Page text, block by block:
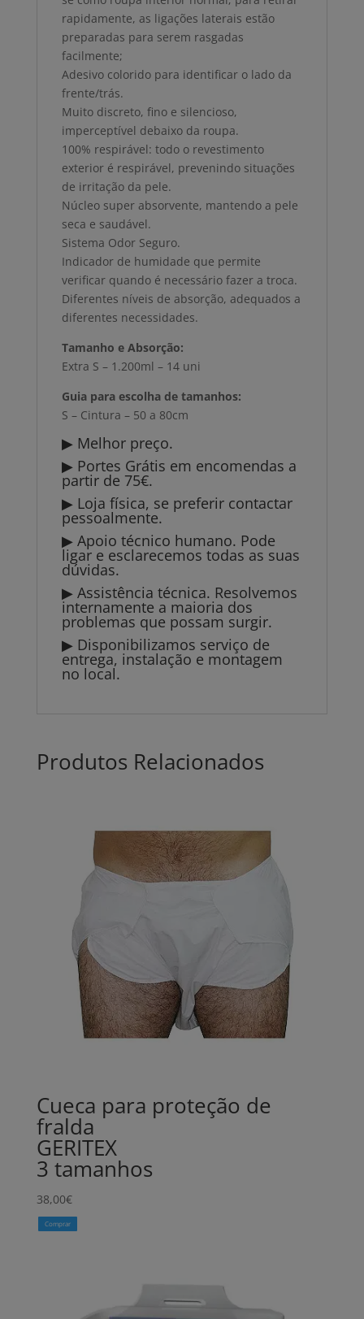
rapidamente, as ligações laterais estão
preparadas para serem rasgadas
facilmente;
Adesivo colorido para identificar o lado da
frente/trás.
Muito discreto, fino e silencioso,
imperceptível debaixo da roupa.
100% respirável: todo o revestimento
exterior é respirável, prevenindo situações
de irritação da pele.
Núcleo super absorvente, mantendo a pele
seca e saudável.
Sistema Odor Seguro.
Indicador de humidade que permite
verificar quando é necessário fazer a troca.
Diferentes níveis de absorção, adequados a
diferentes necessidades.
Tamanho e Absorção:
Extra S – 1.200ml – 14 uni
Guia para escolha de tamanhos:
S – Cintura – 50 a 80cm
▶ Melhor preço.
▶ Portes Grátis em encomendas a
partir de 75€.
▶ Loja física, se preferir contactar
pessoalmente.
▶ Apoio técnico humano. Pode
ligar e esclarecemos todas as suas
dúvidas.
▶ Assistência técnica. Resolvemos
internamente a maioria dos
problemas que possam surgir.
▶ Disponibilizamos serviço de
entrega, instalação e montagem
no local.
Produtos Relacionados
Cueca para proteção de
fralda
GERITEX
3 tamanhos
38,00€
Comprar